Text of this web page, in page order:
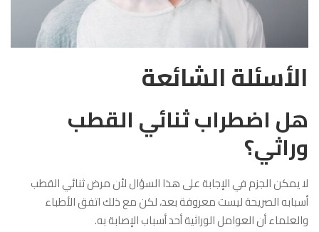
الأسئلة الشائعة
هل اضطراب ثنائي القطب
وراثي؟
لا يمكن الجزم في الإجابة على هذا السؤال لأن مرض ثنائي القطب
أسبابه الصريحة ليست معروفة بعد، لكن مع ذلك اتفق الأطباء
والعلماء أن العوامل الوراثية أحد أسباب الإصابة به.